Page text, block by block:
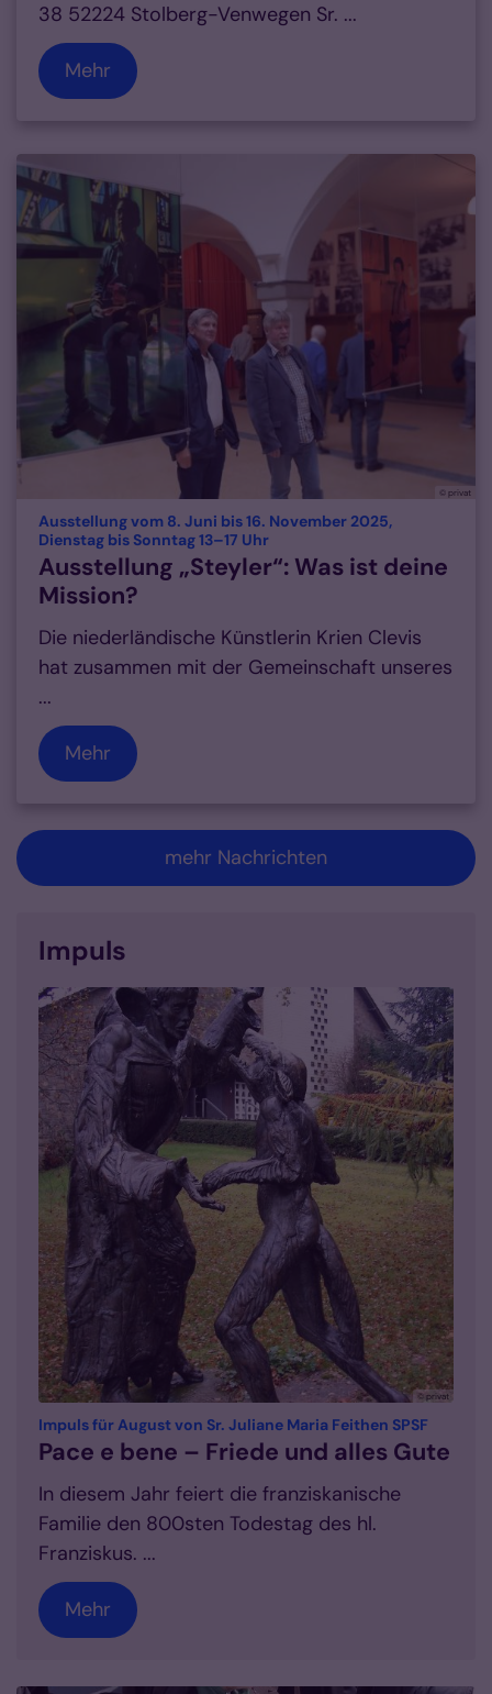
38 52224 Stolberg-Venwegen Sr. ...
Mehr
© privat
Ausstellung vom 8. Juni bis 16. November 2025,
Dienstag bis Sonntag 13–17 Uhr:
Ausstellung „Steyler“: Was ist deine
Mission?
Die niederländische Künstlerin Krien Clevis
hat zusammen mit der Gemeinschaft unseres
...
Mehr
mehr Nachrichten
Impuls
© privat
Impuls für August von Sr. Juliane Maria Feithen SPSF
Pace e bene – Friede und alles Gute
In diesem Jahr feiert die franziskanische
Familie den 800sten Todestag des hl.
Franziskus. ...
Mehr